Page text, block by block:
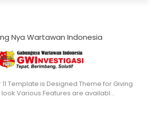
Nya Wartawan Indonesia
Template is Designed Theme for Giving
look Various Features are availabl…